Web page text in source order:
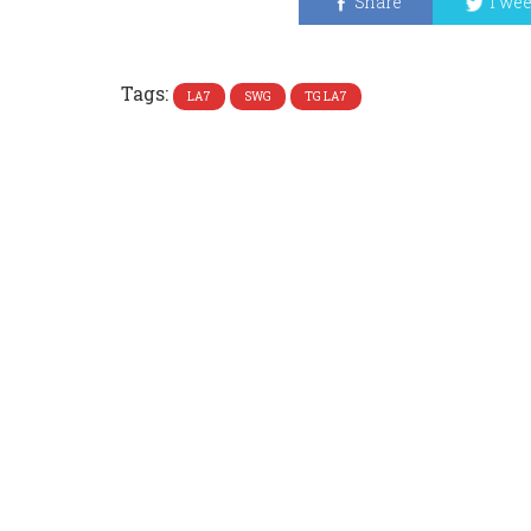
Tags: LA7 SWG TG LA7